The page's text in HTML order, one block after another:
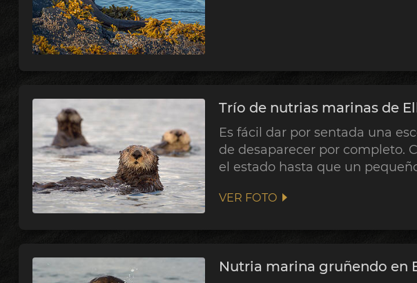
Trío de nutrias marinas de
Es fácil dar por sentada una
de desaparecer por completo.
el estado hasta que un
VER FOTO
Nutria marina gruñendo en